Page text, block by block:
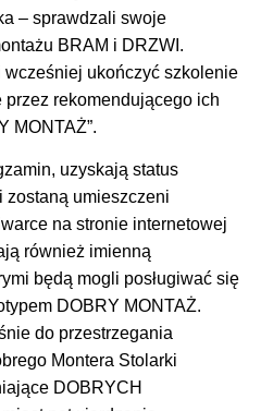
– sprawdzali swoje
BRAM i DRZWI.
ukończyć szkolenie
rekomendującego ich
MONTAŻ”.
uzyskają status
zostaną umieszczeni
na stronie internetowej
również imienną
będą mogli posługiwać się
DOBRY MONTAŻ.
do przestrzegania
Montera Stolarki
DOBRYCH